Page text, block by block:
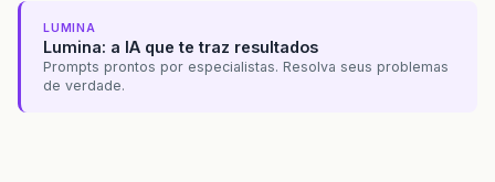
LUMINA
Lumina: a IA que te traz resultados
Prompts prontos por especialistas. Resolva seus problemas
de verdade.